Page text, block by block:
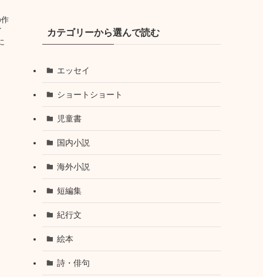
カテゴリーから選んで読む
エッセイ
ショートショート
児童書
国内小説
海外小説
短編集
紀行文
絵本
詩・俳句